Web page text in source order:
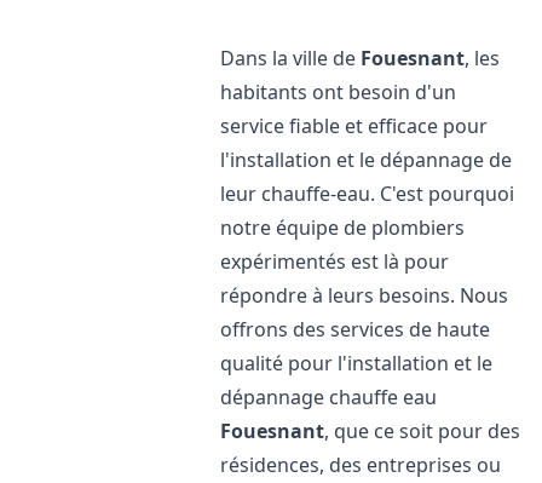
Dans la ville de Fouesnant, les
habitants ont besoin d'un
service fiable et efficace pour
l'installation et le dépannage de
leur chauffe-eau. C'est pourquoi
notre équipe de plombiers
expérimentés est là pour
répondre à leurs besoins. Nous
offrons des services de haute
qualité pour l'installation et le
dépannage chauffe eau
Fouesnant, que ce soit pour des
résidences, des entreprises ou